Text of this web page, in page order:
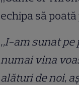
echipa să
„I-am sunat pe
numai vina
alături de noi,